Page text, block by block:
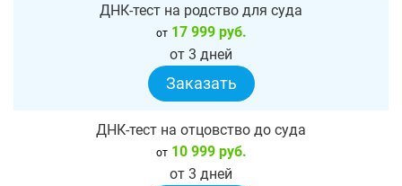
ДНК-тест на родство для суда
от17 999 руб.
от 3 дней
Заказать
ДНК-тест на отцовство до суда
от10 999 руб.
от 3 дней